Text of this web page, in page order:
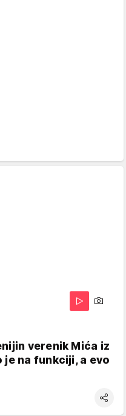
verenik Mića iz
na funkciji, a evo